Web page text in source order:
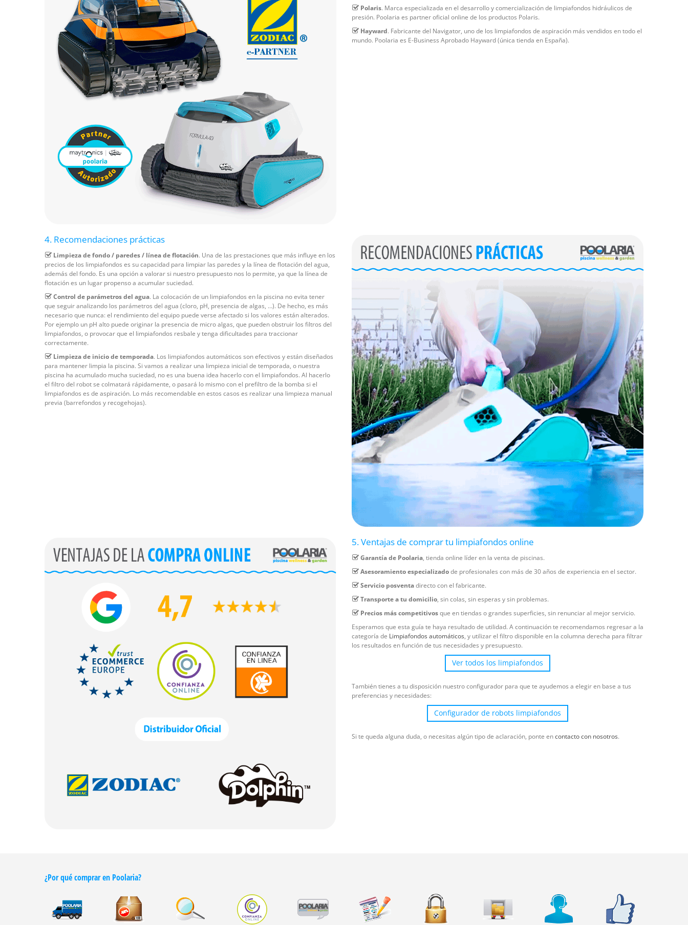
Polaris. Marca especializada en el desarrollo y comercialización de limpiafondos hidráulicos de
presión. Poolaria es partner oficial online de los productos Polaris.
Hayward. Fabricante del Navigator, uno de los limpiafondos de aspiración más vendidos en todo el
mundo. Poolaria es E-Business Aprobado Hayward (única tienda en España).
4. Recomendaciones prácticas
Limpieza de fondo / paredes / línea de flotación. Una de las prestaciones que más influye en los
precios de los limpiafondos es su capacidad para limpiar las paredes y la línea de flotación del agua,
además del fondo. Es una opción a valorar si nuestro presupuesto nos lo permite, ya que la línea de
flotación es un lugar propenso a acumular suciedad.
Control de parámetros del agua. La colocación de un limpiafondos en la piscina no evita tener
que seguir analizando los parámetros del agua (cloro, pH, presencia de algas, …). De hecho, es más
necesario que nunca: el rendimiento del equipo puede verse afectado si los valores están alterados.
Por ejemplo un pH alto puede originar la presencia de micro algas, que pueden obstruir los filtros del
limpiafondos, o provocar que el limpiafondos resbale y tenga dificultades para traccionar
correctamente.
Limpieza de inicio de temporada. Los limpiafondos automáticos son efectivos y están diseñados
para mantener limpia la piscina. Si vamos a realizar una limpieza inicial de temporada, o nuestra
piscina ha acumulado mucha suciedad, no es una buena idea hacerlo con el limpiafondos. Al hacerlo
el filtro del robot se colmatará rápidamente, o pasará lo mismo con el prefiltro de la bomba si el
limpiafondos es de aspiración. Lo más recomendable en estos casos es realizar una limpieza manual
previa (barrefondos y recogehojas).
5. Ventajas de comprar tu limpiafondos online
Garantía de Poolaria, tienda online líder en la venta de piscinas.
Asesoramiento especializadode profesionales con más de 30 años de experiencia en el sector.
Servicio posventadirecto con el fabricante.
Transporte a tu domicilio, sin colas, sin esperas y sin problemas.
Precios más competitivosque en tiendas o grandes superficies, sin renunciar al mejor servicio.
Esperamos que esta guía te haya resultado de utilidad. A continuación te recomendamos regresar a la
categoría de Limpiafondos automáticos, y utilizar el filtro disponible en la columna derecha para filtrar
los resultados en función de tus necesidades y presupuesto.
Ver todos los limpiafondos
También tienes a tu disposición nuestro configurador para que te ayudemos a elegir en base a tus
preferencias y necesidades:
Configurador de robots limpiafondos
Si te queda alguna duda, o necesitas algún tipo de aclaración, ponte encontacto con nosotros.
¿Por qué comprar en Poolaria?